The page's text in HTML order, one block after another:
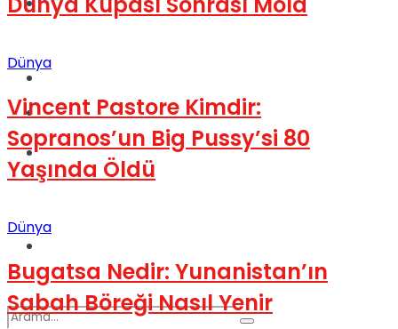
Kadınca
Podcast
Dünya
Vincent Pastore Kimdir:
Sopranos’un Big Pussy’si 80
Yaşında Öldü
Dünya
Bugatsa Nedir: Yunanistan’ın
Sabah Böreği Nasıl Yenir